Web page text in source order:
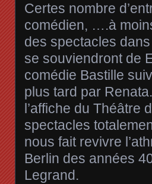
Certes nombre
comédien, ….à
des spectacles
se souviendront de
comédie Bastille
plus tard par
l’affiche du
spectacles
nous fait revivre
Berlin des années
Legrand.